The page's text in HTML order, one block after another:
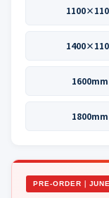
1600mm
1800mm
PRE-ORDER｜